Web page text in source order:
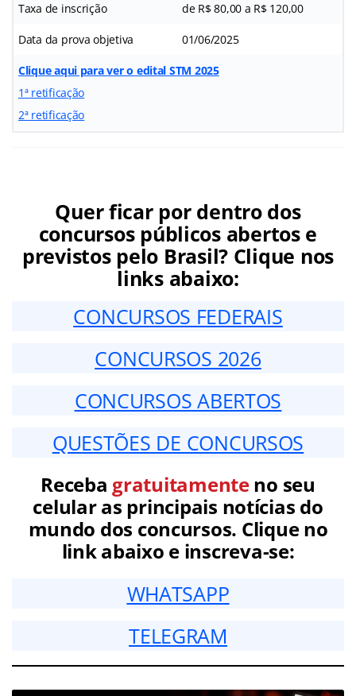
Taxa de inscrição de R$ 80,00 a R$ 120,00
Data da prova objetiva 01/06/2025
Clique aqui para ver o edital STM 2025
1ª retificação
2ª retificação
Quer ficar por dentro dos
concursos públicos abertos e
previstos pelo Brasil? Clique nos
links abaixo:
CONCURSOS FEDERAIS
CONCURSOS 2026
CONCURSOS ABERTOS
QUESTÕES DE CONCURSOS
Receba gratuitamenteno seu
celular as principais notícias do
mundo dos concursos. Clique no
link abaixo e inscreva-se:
WHATSAPP
TELEGRAM